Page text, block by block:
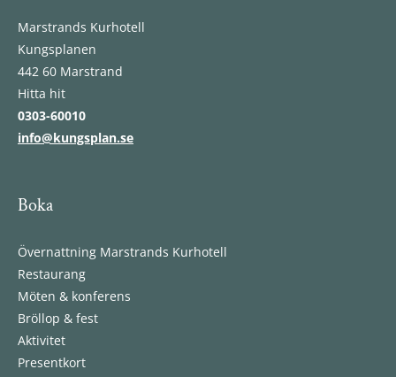
Marstrands Kurhotell
Kungsplanen
442 60 Marstrand
Hitta hit
0303-60010
info@kungsplan.se
Boka
Övernattning Marstrands Kurhotell
Restaurang
Möten & konferens
Bröllop & fest
Aktivitet
Presentkort